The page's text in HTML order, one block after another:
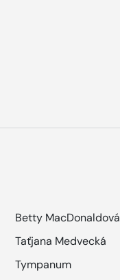
Betty MacDonaldová
Taťjana Medvecká
Tympanum